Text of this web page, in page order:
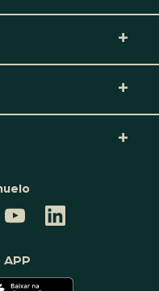
CANAL
DA
RIACHUELO
LINKEDIN
DA
APP
O